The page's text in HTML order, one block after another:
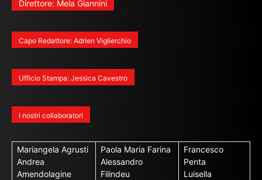
Direttore: Mela Giannini
Capo Redattore: Adrien Viglierchio
Ufficio Stampa: Jessica Cavestro
I nostri collaboratori
Mariangela Agrusti
Andrea
Amendolagine
Paola Maria Farina
Alessandro
Filindeu
Francesco
Penta
Luisella